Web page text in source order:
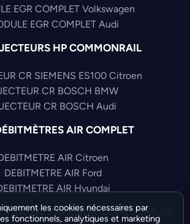
EGR COMPLET Volkswagen
EGR COMPLET Audi
HP COMMONRAIL
CR SIEMENS ES100 Citroen
CR BOSCH BMW
CR BOSCH Audi
AIR COMPLET
AIR Citroen
DEBITMETRE AIR Ford
AIR Hyundai
HAUTE PRESSION COMMONRAIL
les cookies nécessaires par
fonctionnels, analytiques et marketing